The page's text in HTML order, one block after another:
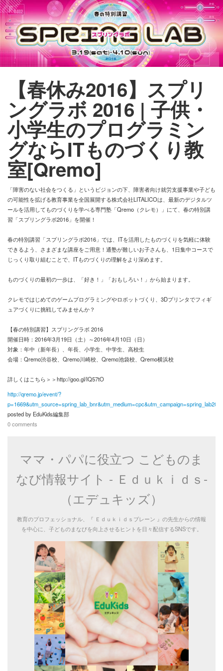
ママ・パパに役立つ こどものまなび情報サイト - Ｅｄｕｋｉｄｓ- （エデュキッズ）
ログイン
新規登録
ストリーム
HOT
NEW
TAGS
その他
このコミュニティについて
ヘルプ
利用規約
プライバシーポリシー
お問い合わせ
REVOLVER
【春休み2016】スプリ
ングラボ 2016 | 子供・
小学生のプログラミン
グならITものづくり教
室[Qremo]
「障害のない社会をつくる」というビジョンの下、障害者向け就労支援事業や子ども
の可能性を拡げる教育事業を全国展開する株式会社LITALICOは、最新のデジタルツ
ールを活用してものづくりを学べる専門塾「Qremo（クレモ）」にて、春の特別講
習「スプリングラボ2016」を開催！
春の特別講習「スプリングラボ2016」では、ITを活用したものづくりを気軽に体験
できるよう、さまざまな講座をご用意！通塾が難しいお子さんも、1日集中コースで
じっくり取り組むことで、ITものづくりの理解をより深めます。
ものづくりの最初の一歩は、「好き！」「おもしろい！」から始まります。
クレモではじめてのゲームプログラミングやロボットづくり、3Dプリンタでフィギ
ュアづくりに挑戦してみませんか？
【春の特別講習】スプリングラボ 2016
開催日時：2016年3月19日（土）～2016年4月10日（日）
対象：年中（新年長）、年長、小学生、中学生、高校生
会場：Qremo渋谷校、Qremo川崎校、Qremo池袋校、Qremo横浜校
詳しくはこちら＞＞http://goo.gl/IQ57tO
http://qremo.jp/event/?
posted by EduKids編集部
0 comments
ママ・パパに役立つ こどものま
なび情報サイト - Ｅｄｕｋｉｄｓ-
（エデュキッズ）
教育のプロフェッショナル、『 Ｅｄｕｋｉｄｓブレーン 』の先生からの情報
を中心に、子どものまなびを向上させるヒントを日々配信するSNSです。
ママ・パパに役立つ こどものま
なび情報サイト - Ｅｄｕｋｉｄ
ｓ- （エデュキッズ）
教育のプロフェッショナル、『 Ｅｄｕｋｉｄｓブレーン